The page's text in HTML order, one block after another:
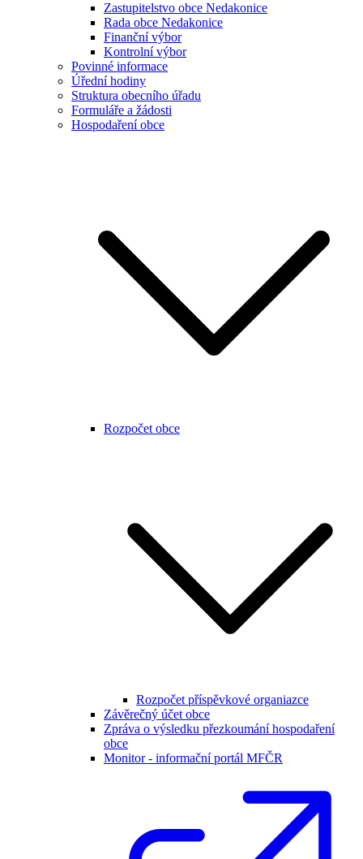
Zastupitelstvo obce Nedakonice
Rada obce Nedakonice
Finanční výbor
Kontrolní výbor
Povinné informace
Úřední hodiny
Struktura obecního úřadu
Formuláře a žádosti
Hospodaření obce
Rozpočet obce
Rozpočet příspěvkové organiazce
Závěrečný účet obce
Zpráva o výsledku přezkoumání hospodaření
obce
Monitor - informační portál MFČR